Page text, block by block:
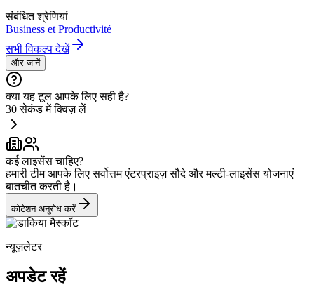
संबंधित श्रेणियां
Business et Productivité
सभी विकल्प देखें
और जानें
क्या यह टूल आपके लिए सही है?
30 सेकंड में क्विज़ लें
कई लाइसेंस चाहिए?
हमारी टीम आपके लिए सर्वोत्तम एंटरप्राइज़ सौदे और मल्टी-लाइसेंस योजनाएं
बातचीत करती है।
कोटेशन अनुरोध करें
न्यूज़लेटर
अपडेट रहें